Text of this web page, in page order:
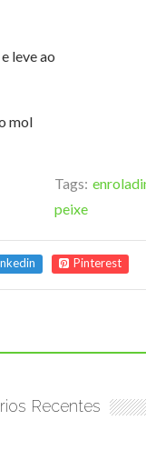
leve ao
mol
Tags:
peixe
Pinterest
Recentes